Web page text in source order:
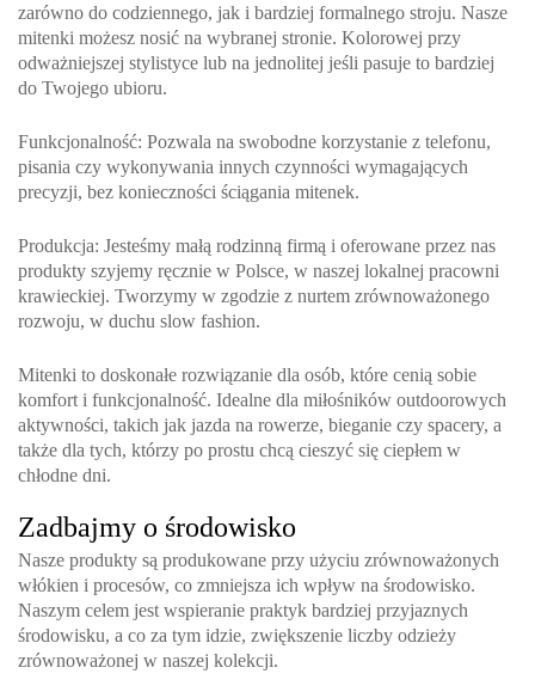
zarówno do codziennego, jak i bardziej formalnego stroju. Nasze
mitenki możesz nosić na wybranej stronie. Kolorowej przy
odważniejszej stylistyce lub na jednolitej jeśli pasuje to bardziej
do Twojego ubioru.
Funkcjonalność: Pozwala na swobodne korzystanie z telefonu,
pisania czy wykonywania innych czynności wymagających
precyzji, bez konieczności ściągania mitenek.
Produkcja: Jesteśmy małą rodzinną firmą i oferowane przez nas
produkty szyjemy ręcznie w Polsce, w naszej lokalnej pracowni
krawieckiej. Tworzymy w zgodzie z nurtem zrównoważonego
rozwoju, w duchu slow fashion.
Mitenki to doskonałe rozwiązanie dla osób, które cenią sobie
komfort i funkcjonalność. Idealne dla miłośników outdoorowych
aktywności, takich jak jazda na rowerze, bieganie czy spacery, a
także dla tych, którzy po prostu chcą cieszyć się ciepłem w
chłodne dni.
Zadbajmy o środowisko
Nasze produkty są produkowane przy użyciu zrównoważonych
włókien i procesów, co zmniejsza ich wpływ na środowisko.
Naszym celem jest wspieranie praktyk bardziej przyjaznych
środowisku, a co za tym idzie, zwiększenie liczby odzieży
zrównoważonej w naszej kolekcji.